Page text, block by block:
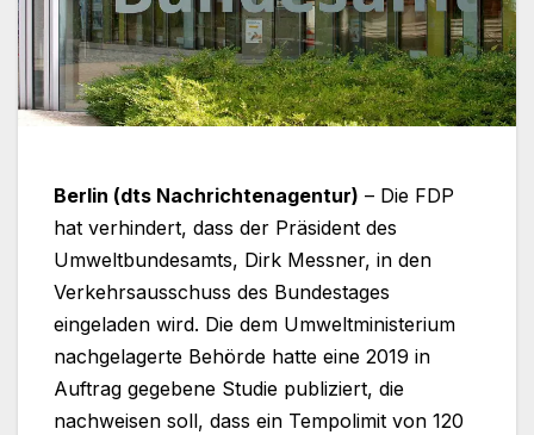
Berlin (dts Nachrichtenagentur) – Die FDP
hat verhindert, dass der Präsident des
Umweltbundesamts, Dirk Messner, in den
Verkehrsausschuss des Bundestages
eingeladen wird. Die dem Umweltministerium
nachgelagerte Behörde hatte eine 2019 in
Auftrag gegebene Studie publiziert, die
nachweisen soll, dass ein Tempolimit von 120